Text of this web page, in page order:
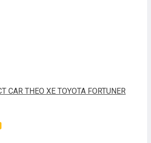
CAR THEO XE TOYOTA FORTUNER